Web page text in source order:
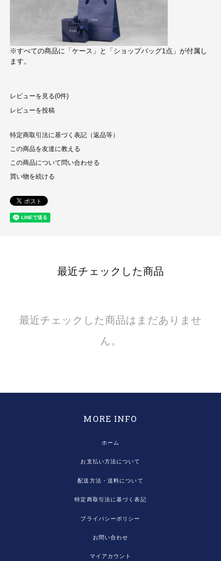
※すべての商品に「ケース」と「ショップバッグ1点」が付属し
ます。
レビューを見る(0件)
レビューを投稿
特定商取引法に基づく表記（返品等）
この商品を友達に教える
この商品について問い合わせる
買い物を続ける
最近チェックした商品
最近チェックした商品はまだありませ
ん。
MORE INFO
ホーム
お支払い方法について
配送方法・送料について
特定商取引法に基づく表記
プライバシーポリシー
お問い合わせ
マイアカウント